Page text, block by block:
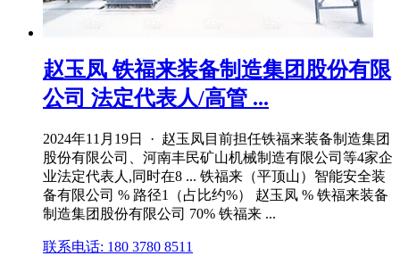
赵玉凤 铁福来装备制造集团股份有限
公司 法定代表人/高管 ...
2024年11月19日 · 赵玉凤目前担任铁福来装备制造集团
股份有限公司、河南丰民矿山机械制造有限公司等4家企
业法定代表人,同时在8 ... 铁福来（平顶山）智能安全装
备有限公司 % 路径1（占比约%） 赵玉凤 % 铁福来装备
制造集团股份有限公司 70% 铁福来 ...
联系电话: 180 3780 8511